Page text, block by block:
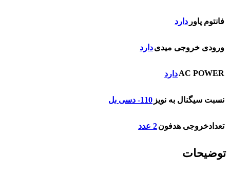
فانتوم پاور دارد
ورودی خروجی میدیدارد
AC POWERدارد
نسبت سیگنال به نویز 110- دسی بل
تعدادخروجی هدفون2 عدد
توضیحات